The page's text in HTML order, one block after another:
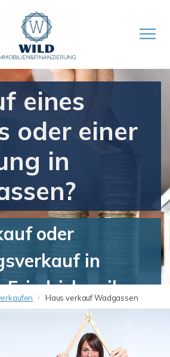
eines
oder einer
in
oder
in
Friedrichweiler,
Wadgassen
Haus verkauf Wadgassen